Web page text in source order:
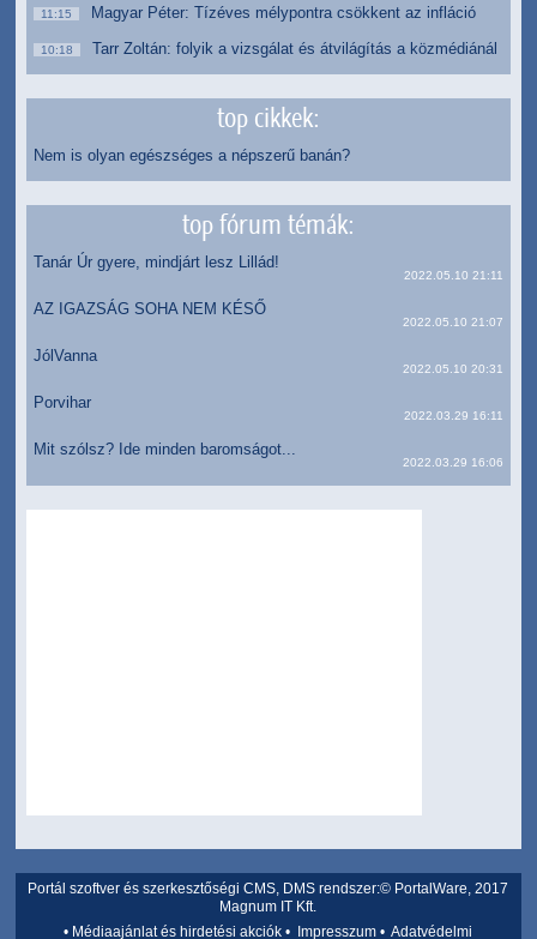
11:15 Magyar Péter: Tízéves mélypontra csökkent az infláció
10:18 Tarr Zoltán: folyik a vizsgálat és átvilágítás a közmédiánál
top cikkek:
Nem is olyan egészséges a népszerű banán?
top fórum témák:
Tanár Úr gyere, mindjárt lesz Lillád!
2022.05.10 21:11
AZ IGAZSÁG SOHA NEM KÉSŐ
2022.05.10 21:07
JólVanna
2022.05.10 20:31
Porvihar
2022.03.29 16:11
Mit szólsz? Ide minden baromságot...
2022.03.29 16:06
Portál szoftver és szerkesztőségi CMS, DMS rendszer:© PortalWare, 2017
Magnum IT Kft.
• Médiaajánlat és hirdetési akciók • Impresszum •Adatvédelmi